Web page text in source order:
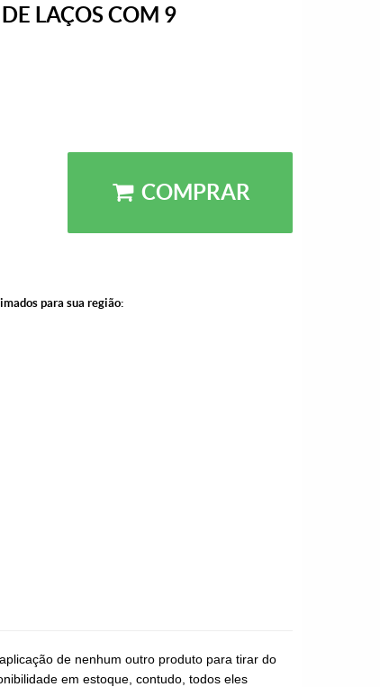
LAÇOS COM 9
COMPRAR
para sua região:
de nenhum outro produto para tirar do
em estoque, contudo, todos eles